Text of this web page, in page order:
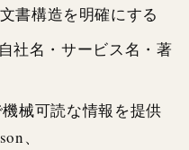
書構造を明確にする
社名・サービス名・著
機械可読な情報を提供
、